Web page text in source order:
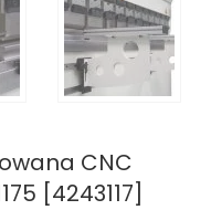
CNC
[4243117]